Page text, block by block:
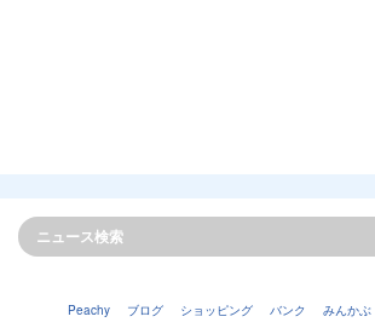
Peachy ブログ ショッピング バンク みんかぶ